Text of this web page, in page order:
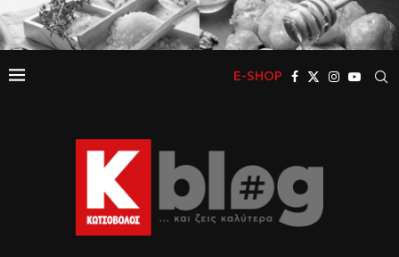
E-SHOP